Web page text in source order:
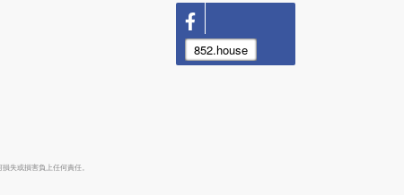
852.house
失或損害負上任何責任。